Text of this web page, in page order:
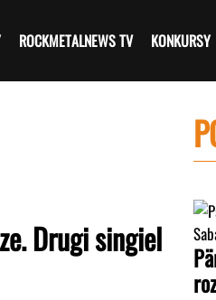
ROCKMETALNEWS TV KONKURSY
Drugi singiel